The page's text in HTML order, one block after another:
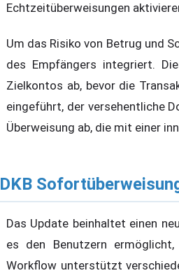
Echtzeitüberweisungen
Um das Risiko von Betrug und
des Empfängers integriert.
Zielkontos ab, bevor die
eingeführt, der versehentliche
Überweisung ab, die mit einer
DKB
Das Update beinhaltet einen
es den Benutzern
Workflow unterstützt